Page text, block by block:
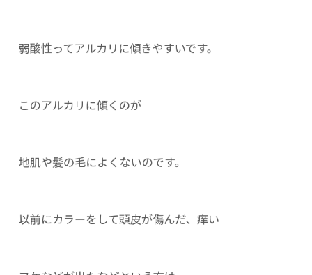
弱酸性ってアルカリに傾きやすいです。
このアルカリに傾くのが
地肌や髪の毛によくないのです。
以前にカラーをして頭皮が傷んだ、痒い